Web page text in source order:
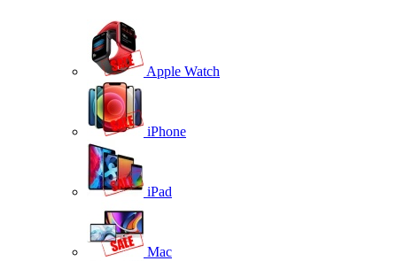
Apple Watch
iPhone
iPad
Mac